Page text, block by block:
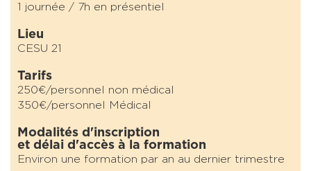
1 journée / 7h en présentiel
Lieu
CESU 21
Tarifs
250€/personnel non médical
350€/personnel Médical
Modalités d'inscription
et délai d'accès à la formation
Environ une formation par an au dernier trimestre